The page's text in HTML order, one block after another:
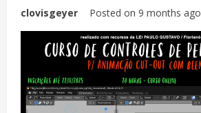
clovisgeyer Posted on 9 months ago